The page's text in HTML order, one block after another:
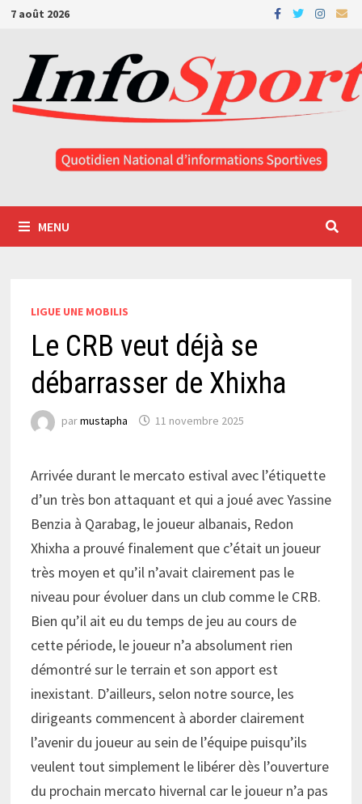
Passer
contenu
7 août 2026
MENU
LIGUE UNE MOBILIS
Le CRB veut déjà se
débarrasser de Xhixha
parmustapha 11 novembre 2025
Arrivée durant le mercato estival avec l’étiquette
d’un très bon attaquant et qui a joué avec Yassine
Benzia à Qarabag, le joueur albanais, Redon
Xhixha a prouvé finalement que c’était un joueur
très moyen et qu’il n’avait clairement pas le
niveau pour évoluer dans un club comme le CRB.
Bien qu’il ait eu du temps de jeu au cours de
cette période, le joueur n’a absolument rien
démontré sur le terrain et son apport est
inexistant. D’ailleurs, selon notre source, les
dirigeants commencent à aborder clairement
l’avenir du joueur au sein de l’équipe puisqu’ils
veulent tout simplement le libérer dès l’ouverture
du prochain mercato hivernal car le joueur n’a pas